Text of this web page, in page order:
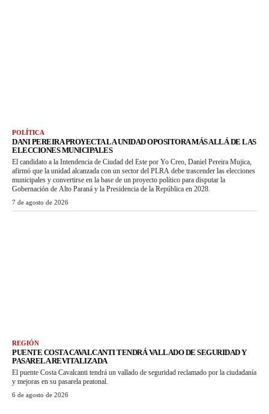
POLÍTICA
DANI PEREIRA PROYECTA LA UNIDAD OPOSITORA MÁS ALLÁ DE LAS
ELECCIONES MUNICIPALES
El candidato a la Intendencia de Ciudad del Este por Yo Creo, Daniel Pereira Mujica,
afirmó que la unidad alcanzada con un sector del PLRA debe trascender las elecciones
municipales y convertirse en la base de un proyecto político para disputar la
Gobernación de Alto Paraná y la Presidencia de la República en 2028.
7 de agosto de 2026
REGIÓN
PUENTE COSTA CAVALCANTI TENDRÁ VALLADO DE SEGURIDAD Y
PASARELA REVITALIZADA
El puente Costa Cavalcanti tendrá un vallado de seguridad reclamado por la ciudadanía
y mejoras en su pasarela peatonal.
6 de agosto de 2026